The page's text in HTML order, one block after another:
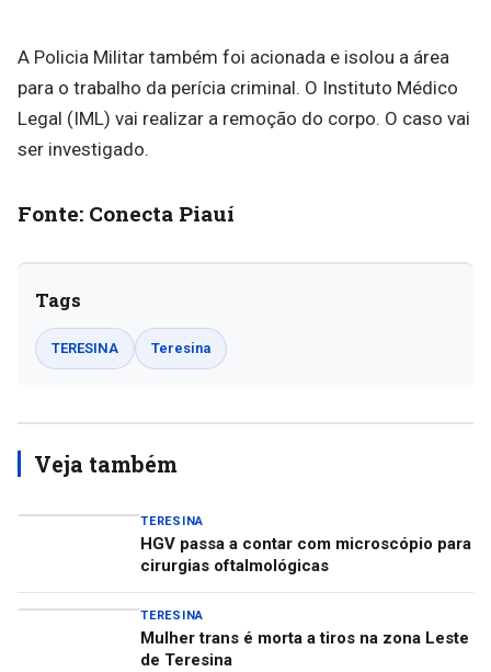
A Policia Militar também foi acionada e isolou a área
para o trabalho da perícia criminal. O Instituto Médico
Legal (IML) vai realizar a remoção do corpo. O caso vai
ser investigado.
Fonte: Conecta Piauí
Tags
TERESINA Teresina
Veja também
TERESINA
HGV passa a contar com microscópio para
cirurgias oftalmológicas
TERESINA
Mulher trans é morta a tiros na zona Leste
de Teresina